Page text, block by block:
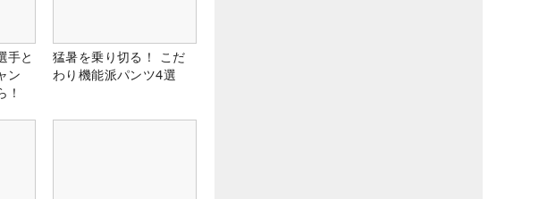
手と
ン
！
猛暑を乗り切る！ こだ
わり機能派パンツ4選